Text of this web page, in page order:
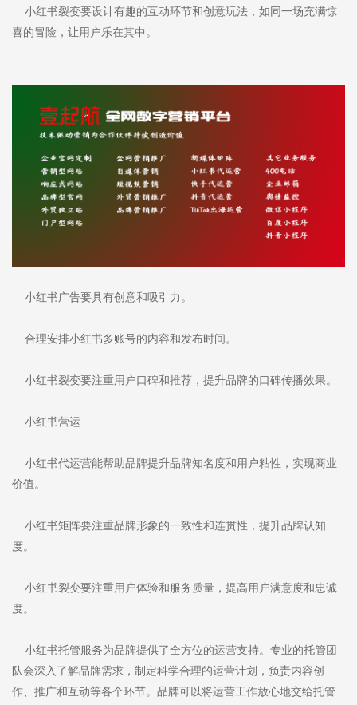
小红书裂变要设计有趣的互动环节和创意玩法，如同一场充满惊
喜的冒险，让用户乐在其中。
小红书广告要具有创意和吸引力。
合理安排小红书多账号的内容和发布时间。
小红书裂变要注重用户口碑和推荐，提升品牌的口碑传播效果。
小红书营运
小红书代运营能帮助品牌提升品牌知名度和用户粘性，实现商业
价值。
小红书矩阵要注重品牌形象的一致性和连贯性，提升品牌认知
度。
小红书裂变要注重用户体验和服务质量，提高用户满意度和忠诚
度。
小红书托管服务为品牌提供了全方位的运营支持。专业的托管团
队会深入了解品牌需求，制定科学合理的运营计划，负责内容创
作、推广和互动等各个环节。品牌可以将运营工作放心地交给托管